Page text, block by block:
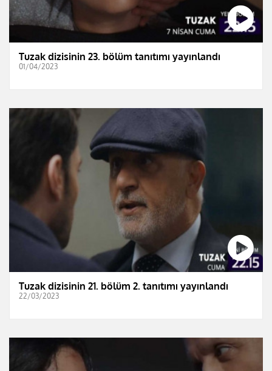
Tuzak dizisinin 23. bölüm tanıtımı yayınlandı
01/04/2023
Tuzak dizisinin 21. bölüm 2. tanıtımı yayınlandı
22/03/2023